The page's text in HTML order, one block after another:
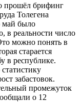
прошёл брифинг
Толегена
май было
в реальности число
можно понять в
старается
в республике.
забастовок.
промежуток
о 12